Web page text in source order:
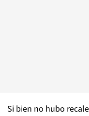
Si bien no hubo